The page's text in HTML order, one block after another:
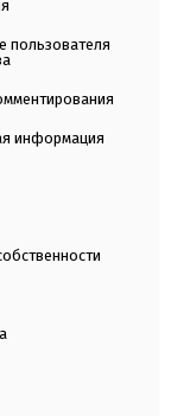
пользователя
информация